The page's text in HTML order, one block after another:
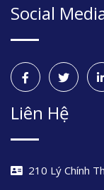
Social
Liên Hệ
210 Lý Chính